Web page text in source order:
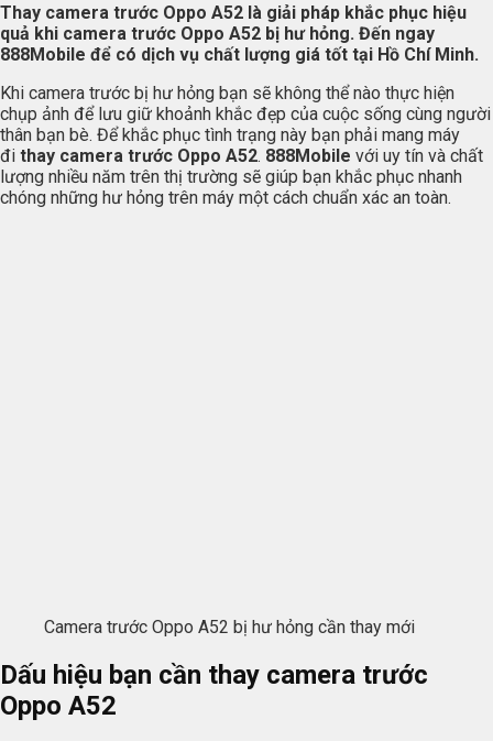
Thay camera trước Oppo A52 là giải pháp khắc phục hiệu
quả khi camera trước Oppo A52 bị hư hỏng. Đến ngay
888Mobile để có dịch vụ chất lượng giá tốt tại Hồ Chí Minh.
Khi camera trước bị hư hỏng bạn sẽ không thể nào thực hiện
chụp ảnh để lưu giữ khoảnh khắc đẹp của cuộc sống cùng người
thân bạn bè. Để khắc phục tình trạng này bạn phải mang máy
đi thay camera trước Oppo A52. 888Mobile với uy tín và chất
lượng nhiều năm trên thị trường sẽ giúp bạn khắc phục nhanh
chóng những hư hỏng trên máy một cách chuẩn xác an toàn.
Camera trước Oppo A52 bị hư hỏng cần thay mới
Dấu hiệu bạn cần thay camera trước
Oppo A52